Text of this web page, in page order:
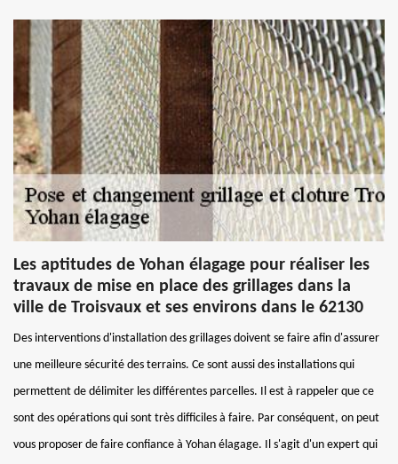
Les aptitudes de Yohan élagage pour réaliser les
travaux de mise en place des grillages dans la
ville de Troisvaux et ses environs dans le 62130
Des interventions d'installation des grillages doivent se faire afin d'assurer
une meilleure sécurité des terrains. Ce sont aussi des installations qui
permettent de délimiter les différentes parcelles. Il est à rappeler que ce
sont des opérations qui sont très difficiles à faire. Par conséquent, on peut
vous proposer de faire confiance à Yohan élagage. Il s'agit d'un expert qui